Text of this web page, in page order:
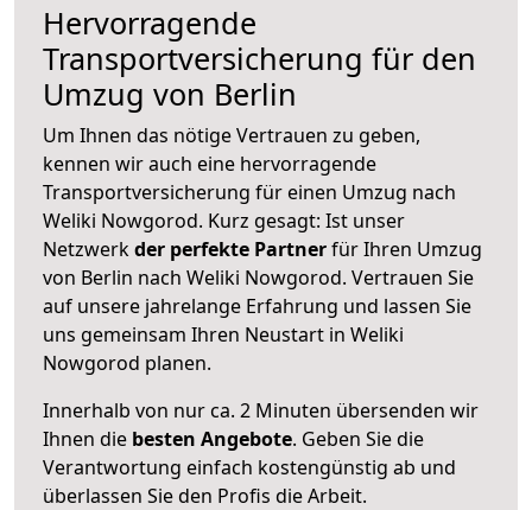
Hervorragende
Transportversicherung für den
Umzug von Berlin
Um Ihnen das nötige Vertrauen zu geben,
kennen wir auch eine hervorragende
Transportversicherung für einen Umzug nach
Weliki Nowgorod. Kurz gesagt: Ist unser
Netzwerkder perfekte Partnerfür Ihren Umzug
von Berlin nach Weliki Nowgorod. Vertrauen Sie
auf unsere jahrelange Erfahrung und lassen Sie
uns gemeinsam Ihren Neustart in Weliki
Nowgorod planen.
Innerhalb von nur ca. 2 Minuten übersenden wir
Ihnen die besten Angebote. Geben Sie die
Verantwortung einfach kostengünstig ab und
überlassen Sie den Profis die Arbeit.